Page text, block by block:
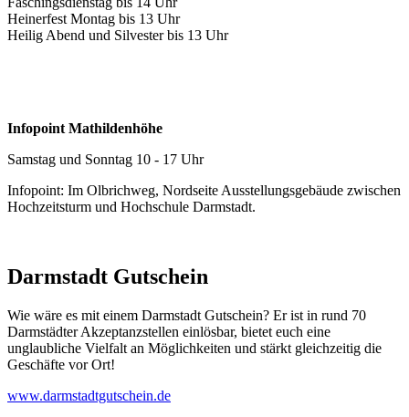
Heinerfest Montag bis 13 Uhr
Heilig Abend und Silvester bis 13 Uhr
Infopoint Mathildenhöhe
Samstag und Sonntag 10 - 17 Uhr
Infopoint: Im Olbrichweg, Nordseite Ausstellungsgebäude zwischen
Hochzeitsturm und Hochschule Darmstadt.
Darmstadt Gutschein
Wie wäre es mit einem Darmstadt Gutschein? Er ist in rund 70
Darmstädter Akzeptanzstellen einlösbar, bietet euch eine
unglaubliche Vielfalt an Möglichkeiten und stärkt gleichzeitig die
Geschäfte vor Ort!
www.darmstadtgutschein.de